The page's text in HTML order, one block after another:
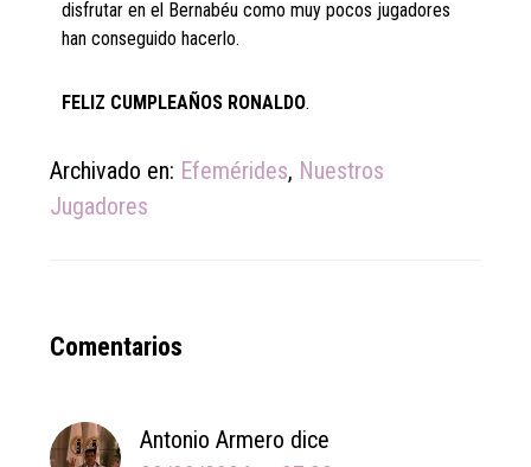
disfrutar en el Bernabéu como muy pocos jugadores
han conseguido hacerlo.
FELIZ CUMPLEAÑOS RONALDO.
Archivado en: Efemérides, Nuestros
Jugadores
Reader
Comentarios
Antonio Armero dice